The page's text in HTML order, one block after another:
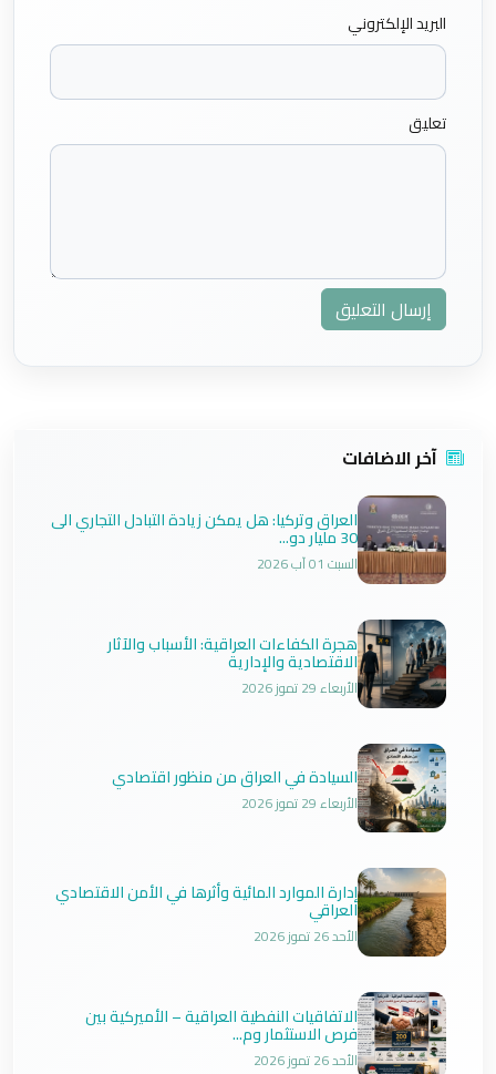
البريد الإلكتروني
تعليق
إرسال التعليق
آخر الاضافات
العراق وتركيا: هل يمكن زيادة التبادل التجاري الى
30 مليار دو...
السبت 01 آب 2026
هجرة الكفاءات العراقية: الأسباب والآثار
الاقتصادية والإدارية
الأربعاء 29 تموز 2026
السيادة في العراق من منظور اقتصادي
الأربعاء 29 تموز 2026
إدارة الموارد المائية وأثرها في الأمن الاقتصادي
العراقي
الأحد 26 تموز 2026
الاتفاقيات النفطية العراقية – الأميركية بين
فرص الاستثمار وم...
الأحد 26 تموز 2026